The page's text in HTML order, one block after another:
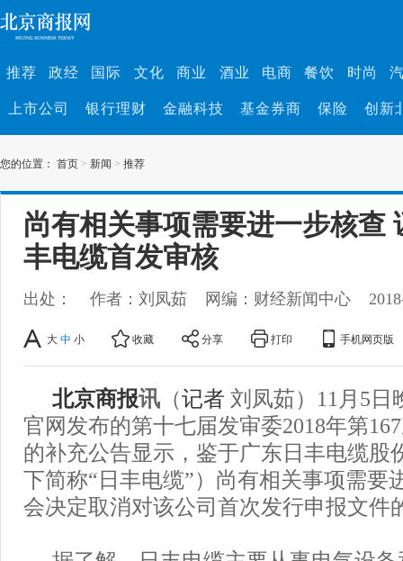
推荐 政经 国际 文化 商业 酒业 电商 餐饮 时尚
上市公司 银行理财 金融科技 基金券商 保险 创新
您的位置： 首页 > 新闻 > 推荐
尚有相关事项需要进一步核查
丰电缆首发审核
出处： 作者：刘凤茹 网编：财经新闻中心
大 中 小 收藏 分享 打印 手机网页版
北京商报讯 （记者 刘凤茹）11月5日
官网发布的第十七届发审委2018年第
的补充公告显示，鉴于广东日丰电缆股
下简称“日丰电缆”）尚有相关事项需要
会决定取消对该公司首次发行申报文件